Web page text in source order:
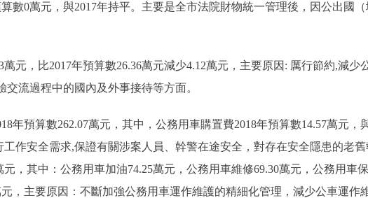
0萬元，與2017年持平。主要是全市法院財物統一管理後，因公出國
，比2017年預算數26.36萬元減少4.12萬元，主要原因: 厲行節約,減少
交流過程中的國內及外事接待等方面。
預算數262.07萬元，其中，公務用車購置費2018年預算數14.57萬元，
工作安全需求,保證有關涉案人員、幹警在途安全，對存在安全隱患的老
，其中：公務用車加油74.25萬元，公務用車維修69.30萬元，公務用車
，主要原因：不斷加強公務用車運作維護的精細化管理，減少公車運作